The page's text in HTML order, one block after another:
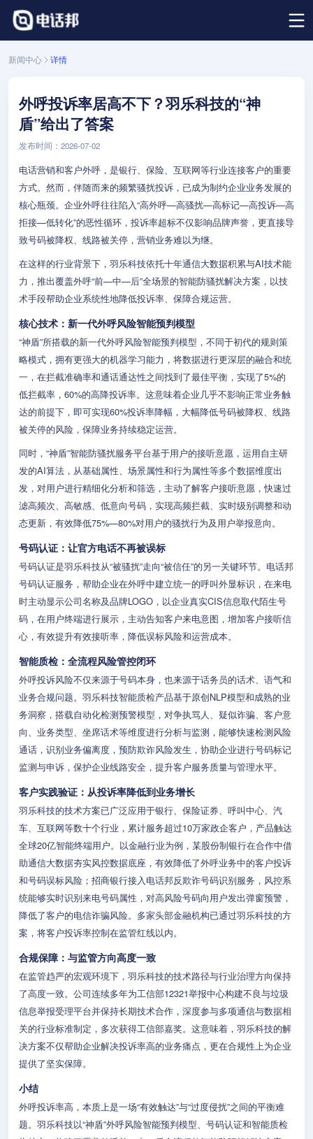
新闻中心 详情
外呼投诉率居高不下？羽乐科技的“神
盾”给出了答案
发布时间：2026-07-02
电话营销和客户外呼，是银行、保险、互联网等行业连接客户的重要
方式。然而，伴随而来的频繁骚扰投诉，已成为制约企业业务发展的
核心瓶颈。企业外呼往往陷入“高外呼—高骚扰—高标记—高投诉—高
拒接—低转化”的恶性循环，投诉率超标不仅影响品牌声誉，更直接导
致号码被降权、线路被关停，营销业务难以为继。
在这样的行业背景下，羽乐科技依托十年通信大数据积累与AI技术能
力，推出覆盖外呼“前—中—后”全场景的智能防骚扰解决方案，以技
术手段帮助企业系统性地降低投诉率、保障合规运营。
核心技术：新一代外呼风险智能预判模型
“神盾”所搭载的新一代外呼风险智能预判模型，不同于初代的规则策
略模式，拥有更强大的机器学习能力，将数据进行更深层的融合和统
一，在拦截准确率和通话通达性之间找到了最佳平衡，实现了5%的
低拦截率，60%的高降投诉率。这意味着企业几乎不影响正常业务触
达的前提下，即可实现60%投诉率降幅，大幅降低号码被降权、线路
被关停的风险，保障业务持续稳定运营。
同时，“神盾”智能防骚扰服务平台基于用户的接听意愿，运用自主研
发的AI算法，从基础属性、场景属性和行为属性等多个数据维度出
发，对用户进行精细化分析和筛选，主动了解客户接听意愿，快速过
滤高频次、高敏感、低意向号码，实现高频拦截、实时级别调整和动
态更新，有效降低75%—80%对用户的骚扰行为及用户举报意向。
号码认证：让官方电话不再被误标
号码认证是羽乐科技从“被骚扰”走向“被信任”的另一关键环节。电话邦
号码认证服务，帮助企业在外呼中建立统一的呼叫外显标识，在来电
时主动显示公司名称及品牌LOGO，以企业真实CIS信息取代陌生号
码，在用户终端进行展示，主动告知客户来电意图，增加客户接听信
心，有效提升有效接听率，降低误标风险和运营成本。
智能质检：全流程风险管控闭环
外呼投诉风险不仅来源于号码本身，也来源于话务员的话术、语气和
业务合规问题。羽乐科技智能质检产品基于原创NLP模型和成熟的业
务洞察，搭载自动化检测预警模型，对争执骂人、疑似诈骗、客户意
向、业务类型、坐席话术等维度进行分析与监测，能够快速检测风险
通话，识别业务偏离度，预防欺诈风险发生，协助企业进行号码标记
监测与申诉，保护企业线路安全，提升客户服务质量与管理水平。
客户实践验证：从投诉率降低到业务增长
羽乐科技的技术方案已广泛应用于银行、保险证券、呼叫中心、汽
车、互联网等数十个行业，累计服务超过10万家政企客户，产品触达
全球20亿智能终端用户。以金融行业为例，某股份制银行在合作中借
助通信大数据夯实风控数据底座，有效降低了外呼业务中的客户投诉
和号码误标风险；招商银行接入电话邦反欺诈号码识别服务，风控系
统能够实时识别来电号码属性，对高风险号码向用户发出弹窗预警，
降低了客户的电信诈骗风险。多家头部金融机构已通过羽乐科技的方
案，将客户投诉率控制在监管红线以内。
合规保障：与监管方向高度一致
在监管趋严的宏观环境下，羽乐科技的技术路径与行业治理方向保持
了高度一致。公司连续多年为工信部12321举报中心构建不良与垃圾
信息举报受理平台并保持长期技术合作，深度参与多项通信与数据相
关的行业标准制定，多次获得工信部嘉奖。这意味着，羽乐科技的解
决方案不仅帮助企业解决投诉率高的业务痛点，更在合规性上为企业
提供了坚实保障。
小结
外呼投诉率高，本质上是一场“有效触达”与“过度侵扰”之间的平衡难
题。羽乐科技以“神盾”外呼风险智能预判模型、号码认证和智能质检